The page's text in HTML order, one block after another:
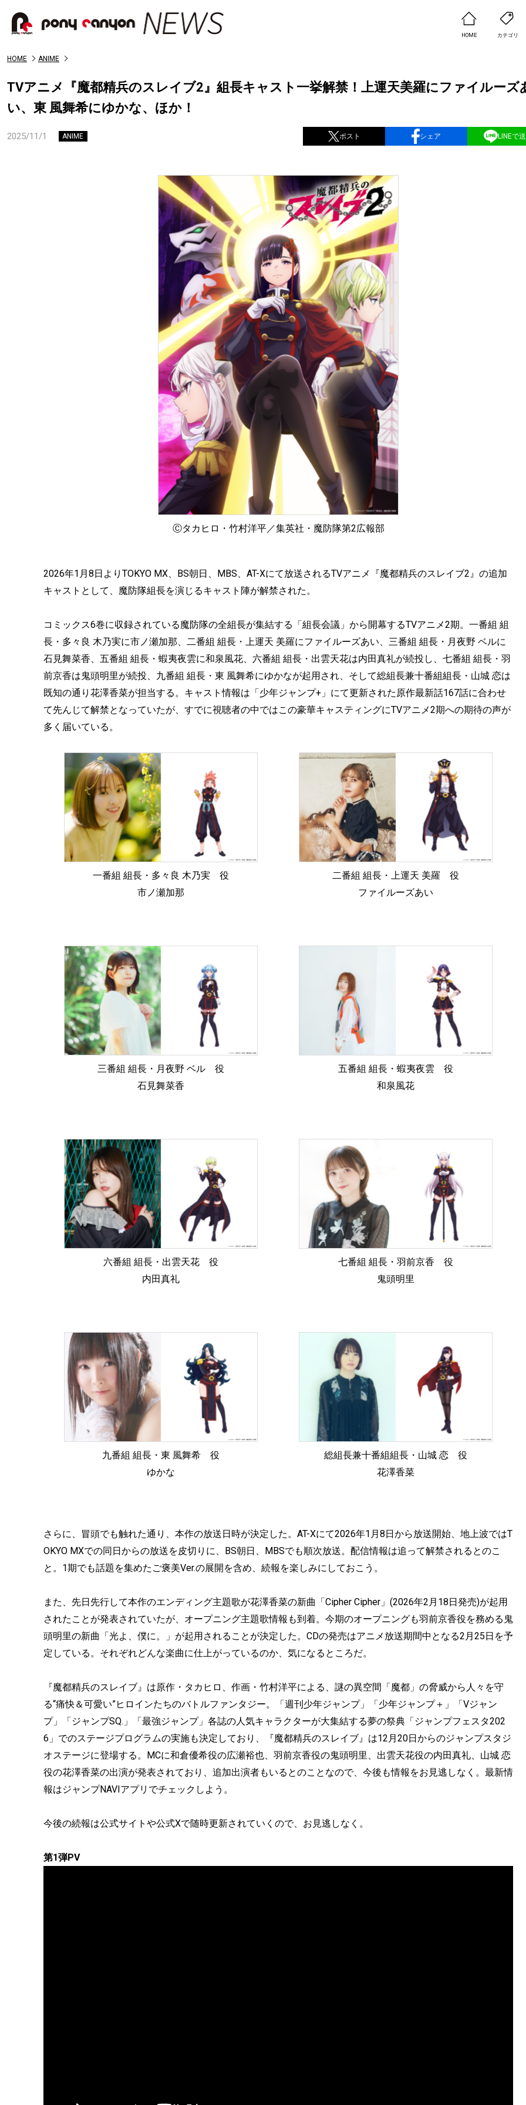
HOME カテゴリ
HOME ANIME
TVアニメ『魔都精兵のスレイブ2』組長キャスト一挙解禁！上運天美羅にファイルーズ
い、東 風舞希にゆかな、ほか！
2025/11/1 ANIME ポスト シェア LINEで
Ⓒタカヒロ・竹村洋平／集英社・魔防隊第2広報部
2026年1月8日よりTOKYO MX、BS朝日、MBS、AT-Xにて放送されるTVアニメ『魔都精兵のスレイブ2』の追加
キャストとして、魔防隊組長を演じるキャスト陣が解禁された。
コミックス6巻に収録されている魔防隊の全組長が集結する「組長会議」から開幕するTVアニメ2期。一番組 組
長・多々良 木乃実に市ノ瀬加那、二番組 組長・上運天 美羅にファイルーズあい、三番組 組長・月夜野 ベルに
石見舞菜香、五番組 組長・蝦夷夜雲に和泉風花、六番組 組長・出雲天花は内田真礼が続投し、七番組 組長・羽
前京香は鬼頭明里が続投、九番組 組長・東 風舞希にゆかなが起用され、そして総組長兼十番組組長・山城 恋は
既知の通り花澤香菜が担当する。キャスト情報は「少年ジャンプ+」にて更新された原作最新話167話に合わせ
て先んじて解禁となっていたが、すでに視聴者の中ではこの豪華キャスティングにTVアニメ2期への期待の声が
多く届いている。
一番組 組長・多々良 木乃実 役
市ノ瀬加那
二番組 組長・上運天 美羅 役
ファイルーズあい
三番組 組長・月夜野 ベル 役
石見舞菜香
五番組 組長・蝦夷夜雲 役
和泉風花
六番組 組長・出雲天花 役
内田真礼
七番組 組長・羽前京香 役
鬼頭明里
九番組 組長・東 風舞希 役
ゆかな
総組長兼十番組組長・山城 恋 役
花澤香菜
さらに、冒頭でも触れた通り、本作の放送日時が決定した。AT-Xにて2026年1月8日から放送開始、地上波ではT
OKYO MXでの同日からの放送を皮切りに、BS朝日、MBSでも順次放送。配信情報は追って解禁されるとのこ
と。1期でも話題を集めたご褒美Ver.の展開を含め、続報を楽しみにしておこう。
また、先日先行して本作のエンディング主題歌が花澤香菜の新曲「Cipher Cipher」(2026年2月18日発売)が起用
されたことが発表されていたが、オープニング主題歌情報も到着。今期のオープニングも羽前京香役を務める鬼
頭明里の新曲「光よ、僕に。」が起用されることが決定した。CDの発売はアニメ放送期間中となる2月25日を予
定している。それぞれどんな楽曲に仕上がっているのか、気になるところだ。
『魔都精兵のスレイブ』は原作・タカヒロ、作画・竹村洋平による、謎の異空間「魔都」の脅威から人々を守
る“痛快＆可愛い”ヒロインたちのバトルファンタジー。「週刊少年ジャンプ」「少年ジャンプ＋」「Vジャン
プ」「ジャンプSQ.」「最強ジャンプ」各誌の人気キャラクターが大集結する夢の祭典「ジャンプフェスタ202
6」でのステージプログラムの実施も決定しており、『魔都精兵のスレイブ』は12月20日からのジャンプスタジ
オステージに登場する。MCに和倉優希役の広瀬裕也、羽前京香役の鬼頭明里、出雲天花役の内田真礼、山城 恋
役の花澤香菜の出演が発表されており、追加出演者もいるとのことなので、今後も情報をお見逃しなく。最新情
報はジャンプNAVIアプリでチェックしよう。
今後の続報は公式サイトや公式Xで随時更新されていくので、お見逃しなく。
第1弾PV